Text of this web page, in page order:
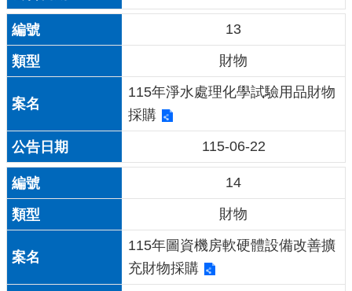
13
財物
115年淨水處理化學試驗用品財物
採購
115-06-22
14
財物
115年圖資機房軟硬體設備改善擴
充財物採購